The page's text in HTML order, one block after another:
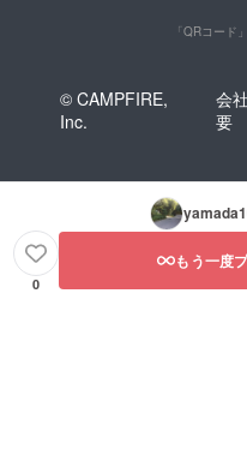
「QRコード
© CAMPFIRE,
Inc.
会
要
0
もう一度